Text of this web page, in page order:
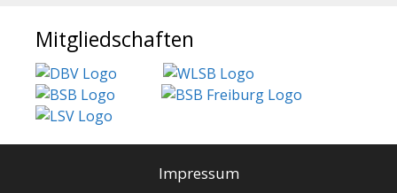
Mitgliedschaften
Impressum